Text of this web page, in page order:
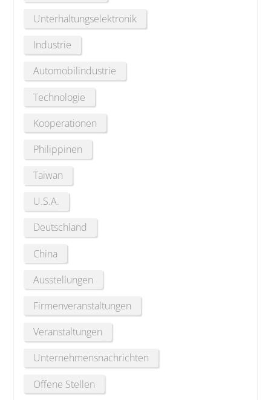
Unterhaltungselektronik
Industrie
Automobilindustrie
Technologie
Kooperationen
Philippinen
Taiwan
U.S.A.
Deutschland
China
Ausstellungen
Firmenveranstaltungen
Veranstaltungen
Unternehmensnachrichten
Offene Stellen